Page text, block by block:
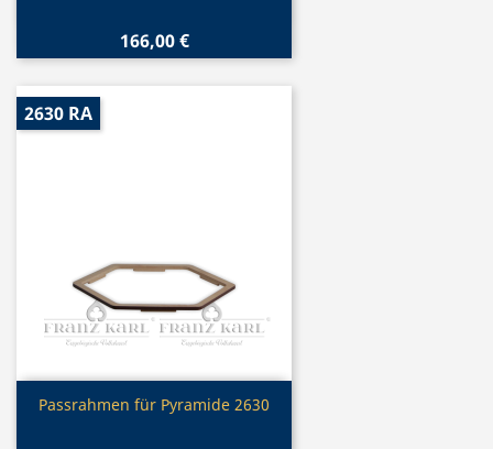
166,00 €
Vorschau
Passrahmen für Pyramide 2630
2630 RA